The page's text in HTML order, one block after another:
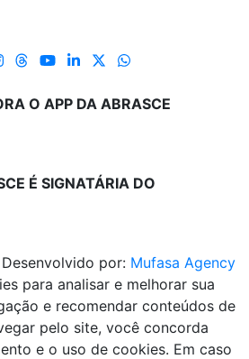
O APP DA ABRASCE
É SIGNATÁRIA DO
Desenvolvido por: Mufasa Agency
para analisar e melhorar sua
e recomendar conteúdos de
pelo site, você concorda
e o uso de cookies. Em caso